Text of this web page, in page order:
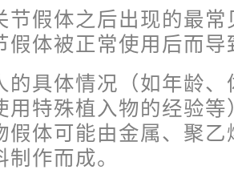
节假体之后出现的最
假体被正常使用后而
的具体情况（如年龄
用特殊植入物的经验
假体可能由金属、聚
作而成。